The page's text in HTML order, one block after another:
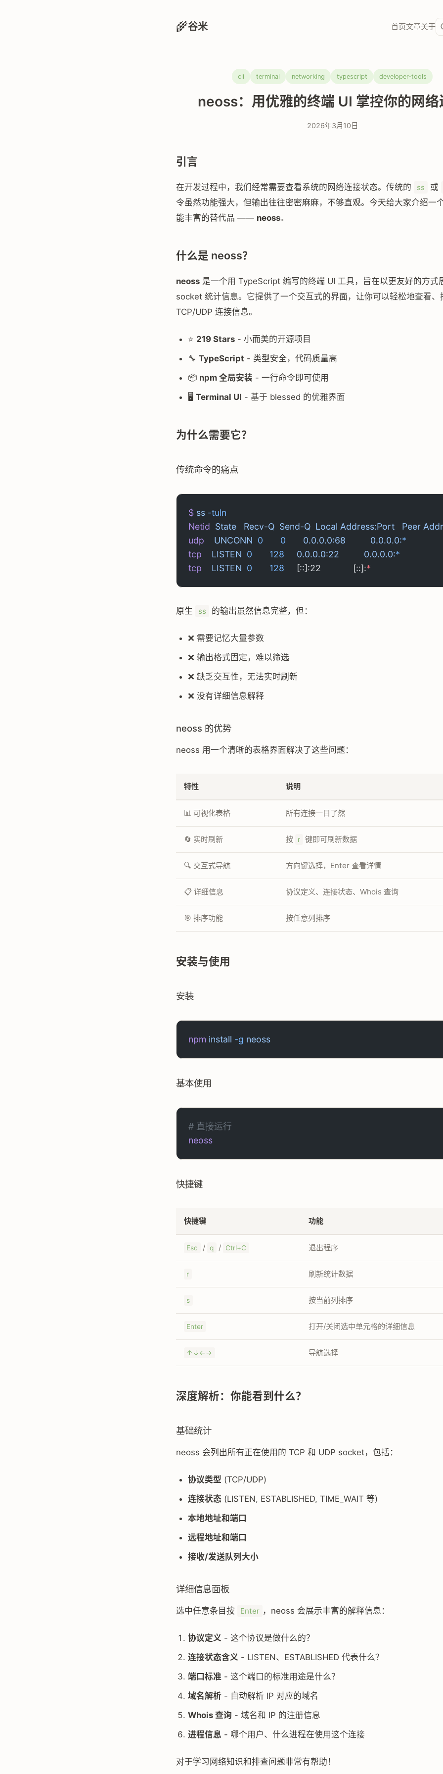
🌾谷米 首页文章关于
cli terminal networking typescript developer-tools
neoss：用优雅的终端 UI 掌控你的网络
2026年3月10日
引言
在开发过程中，我们经常需要查看系统的网络连接状态。传统的 ss 或
令虽然功能强大，但输出往往密密麻麻，不够直观。今天给大家介绍一
能丰富的替代品 —— neoss。
什么是 neoss？
neoss 是一个用 TypeScript 编写的终端 UI 工具，旨在以更友好的方式
socket 统计信息。它提供了一个交互式的界面，让你可以轻松地查看、
TCP/UDP 连接信息。
⭐ 219 Stars - 小而美的开源项目
🔧 TypeScript - 类型安全，代码质量高
📦 npm 全局安装 - 一行命令即可使用
🖥️ Terminal UI - 基于 blessed 的优雅界面
为什么需要它？
传统命令的痛点
$ ss -tuln
Netid
  State
   Recv-Q
  Send-Q
  Local
Address:Port
   Peer
udp
    UNCONN
  0
       0
       0.0.0.0:68
          0.0.0.0:
*
tcp
    LISTEN
  0
       128
     0.0.0.0:22
          0.0.0.0:
*
tcp
    LISTEN
  0
       128
     [::]:22             [::]:
*
原生 ss 的输出虽然信息完整，但：
❌ 需要记忆大量参数
❌ 输出格式固定，难以筛选
❌ 缺乏交互性，无法实时刷新
❌ 没有详细信息解释
neoss 的优势
neoss 用一个清晰的表格界面解决了这些问题：
特性 说明
📊 可视化表格 所有连接一目了然
🔄 实时刷新 按 r 键即可刷新数据
🔍 交互式导航 方向键选择，Enter 查看详情
📋 详细信息 协议定义、连接状态、Whois 查询
🎯 排序功能 按任意列排序
安装与使用
安装
npm install -g neoss
基本使用
# 直接运行
neoss
快捷键
快捷键 功能
Esc / q / Ctrl+C 退出程序
r 刷新统计数据
s 按当前列排序
Enter 打开/关闭选中单元格的详细信息
↑↓←→ 导航选择
深度解析：你能看到什么？
基础统计
neoss 会列出所有正在使用的 TCP 和 UDP socket，包括：
协议类型 (TCP/UDP)
连接状态 (LISTEN, ESTABLISHED, TIME_WAIT 等)
本地地址和端口
远程地址和端口
接收/发送队列大小
详细信息面板
选中任意条目按 Enter ，neoss 会展示丰富的解释信息：
协议定义 - 这个协议是做什么的？
连接状态含义 - LISTEN、ESTABLISHED 代表什么？
端口标准 - 这个端口的标准用途是什么？
域名解析 - 自动解析 IP 对应的域名
Whois 查询 - 域名和 IP 的注册信息
进程信息 - 哪个用户、什么进程在使用这个连接
对于学习网络知识和排查问题非常有帮助！